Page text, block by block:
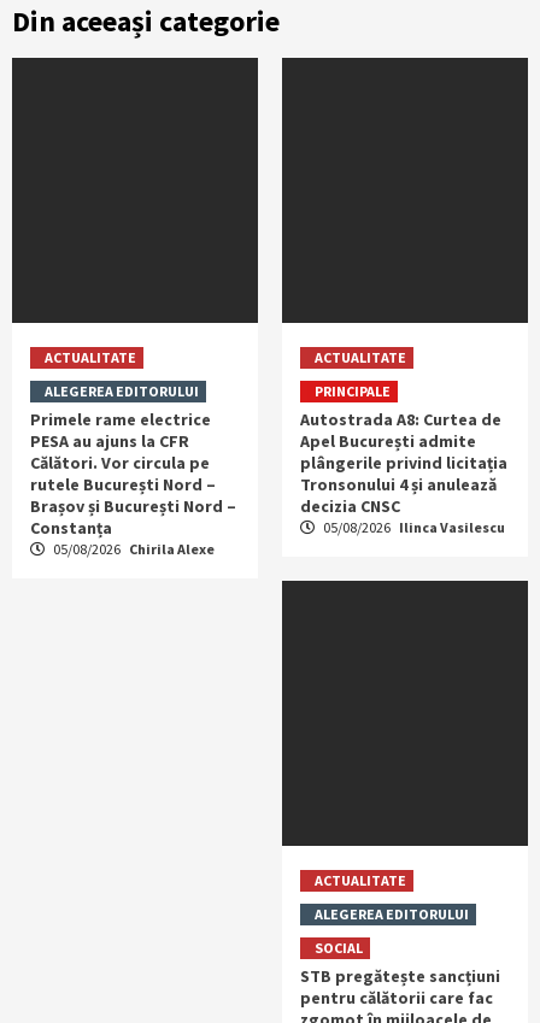
Din aceeași categorie
ACTUALITATE
ALEGEREA EDITORULUI
Primele rame electrice
PESA au ajuns la CFR
Călători. Vor circula pe
rutele București Nord –
Brașov și București Nord –
Constanța
05/08/2026 Chirila Alexe
ACTUALITATE
PRINCIPALE
Autostrada A8: Curtea de
Apel București admite
plângerile privind licitația
Tronsonului 4 și anulează
decizia CNSC
05/08/2026 Ilinca Vasilescu
ACTUALITATE
ALEGEREA EDITORULUI
SOCIAL
STB pregătește sancțiuni
pentru călătorii care fac